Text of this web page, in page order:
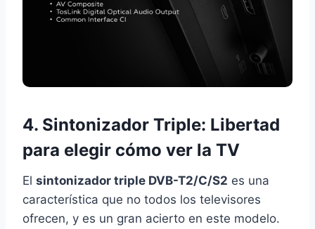
4. Sintonizador Triple: Libertad
para elegir cómo ver la TV
El sintonizador triple DVB-T2/C/S2 es una
característica que no todos los televisores
ofrecen, y es un gran acierto en este modelo.